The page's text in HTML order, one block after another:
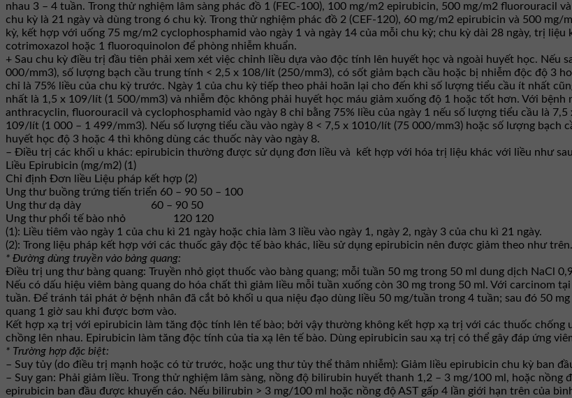
nhau 3 – 4 tuần. Trong thử nghiệm lâm sàng phác đồ 1 (FEC-100), 100 mg/m2 epirubicin, 500 mg/m2 fluorouracil
chu kỳ là 21 ngày và dùng trong 6 chu kỳ. Trong thử nghiệm phác đồ 2 (CEF-120), 60 mg/m2 epirubicin và 500
kỳ, kết hợp với uống 75 mg/m2 cyclophosphamid vào ngày 1 và ngày 14 của mỗi chu kỳ; chu kỳ dài 28 ngày, trị
cotrimoxazol hoặc 1 fluoroquinolon để phòng nhiễm khuẩn.
+ Sau chu kỳ điều trị đầu tiên phải xem xét việc chỉnh liều dựa vào độc tính lên huyết học và ngoài huyết học. Nếu
000/mm3), số lượng bạch cầu trung tính < 2,5 x 108/lít (250/mm3), có sốt giảm bạch cầu hoặc bị nhiễm độc độ 3
chỉ là 75% liều của chu kỳ trước. Ngày 1 của chu kỳ tiếp theo phải hoãn lại cho đến khi số lượng tiểu cầu ít nhất
nhất là 1,5 x 109/lít (1 500/mm3) và nhiễm độc không phải huyết học máu giảm xuống độ 1 hoặc tốt hơn. Với
anthracyclin, fluorouracil và cyclophosphamid vào ngày 8 chỉ bằng 75% liều của ngày 1 nếu số lượng tiểu cầu là
109/lít (1 000 – 1 499/mm3). Nếu số lượng tiểu cầu vào ngày 8 < 7,5 x 1010/lít (75 000/mm3) hoặc số lượng
huyết học độ 3 hoặc 4 thì không dùng các thuốc này vào ngày 8.
– Điều trị các khối u khác: epirubicin thường được sử dụng đơn liều và kết hợp với hóa trị liệu khác với liều như
Liều Epirubicin (mg/m2) (1)
Chỉ định Đơn liều Liệu pháp kết hợp (2)
Ung thư buồng trứng tiến triển 60 – 90 50 – 100
Ung thư dạ dày
60 – 90 50
Ung thư phổi tế bào nhỏ
120 120
(1): Liều tiêm vào ngày 1 của chu kì 21 ngày hoặc chia làm 3 liều vào ngày 1, ngày 2, ngày 3 của chu kì 21 ngày.
(2): Trong liệu pháp kết hợp với các thuốc gây độc tế bào khác, liều sử dụng epirubicin nên được giảm theo như trên.
* Đường dùng truyền vào bàng quang:
Điều trị ung thư bàng quang: Truyền nhỏ giọt thuốc vào bàng quang; mỗi tuần 50 mg trong 50 ml dung dịch NaCl
Nếu có dấu hiệu viêm bàng quang do hóa chất thì giảm liều mỗi tuần xuống còn 30 mg trong 50 ml. Với carcinom
tuần. Để tránh tái phát ở bệnh nhân đã cắt bỏ khối u qua niệu đạo dùng liều 50 mg/tuần trong 4 tuần; sau đó 50
quang 1 giờ sau khi được bơm vào.
Kết hợp xạ trị với epirubicin làm tăng độc tính lên tế bào; bởi vậy thường không kết hợp xạ trị với các thuốc
chồng lên nhau. Epirubicin làm tăng độc tính của tia xạ lên tế bào. Dùng epirubicin sau xạ trị có thể gây đáp ứng
* Trường hợp đặc biệt:
– Suy tủy (do điều trị mạnh hoặc có từ trước, hoặc ung thư tủy thể thâm nhiễm): Giảm liều epirubicin chu kỳ ban
– Suy gan: Phải giảm liều. Trong thử nghiệm lâm sàng, nồng độ bilirubin huyết thanh 1,2 – 3 mg/100 ml, hoặc
epirubicin ban đầu được khuyến cáo. Nếu bilirubin > 3 mg/100 ml hoặc nồng độ AST gấp 4 lần giới hạn trên của